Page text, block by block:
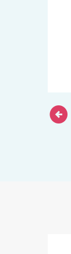
arrow_circle_left